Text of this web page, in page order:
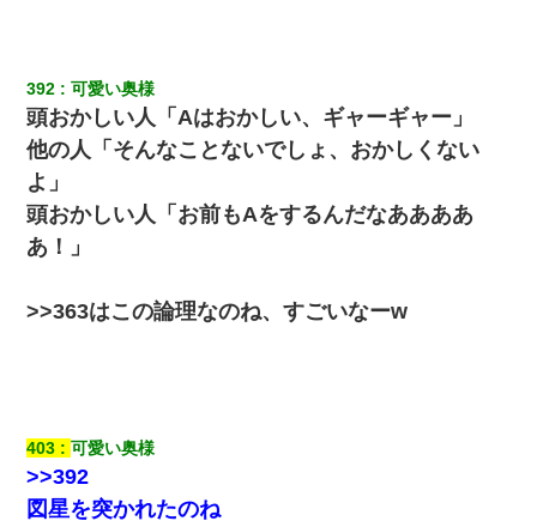
最近うちの庭に知らない男の人がしょっちゅう入ってくる。それ
を職場で愚痴ったら、同僚男性が怒鳴りつけてきた。
書店「息子さんが万引きしました」私「はっ？(息子目の前にいる
し…)うちの子ではないので迎えに行きません」→息子を名乗って
た人物の正体が判明するも・・・
居酒屋にて。兄の紹介者「お酒飲みなって」私「未成年なので無
れて無事婚約破棄・・・
[緊急]ベロベロの女に声をかけて行為してきた結果
392 可愛い奥様
頭おかしい人「Aはおかしい、ギャーギャー」
他の人「そんなことないでしょ、おかしくない
よ」
頭おかしい人「お前もAをするんだなああああ
あ！」
>>363はこの論理なのね、すごいなーw
403 可愛い奥様
>>392
図星を突かれたのね